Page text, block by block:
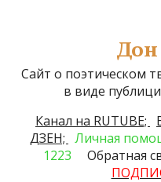
Дон
Сайт о поэтическом
в виде
Канал на RUTUBE;
ДЗЕН; Личная
1223
Обратная